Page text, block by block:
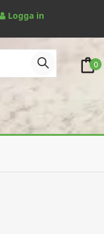
Logga in
0